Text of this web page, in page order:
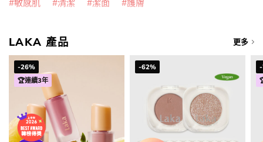
敏感肌
清潔 潔面 護膚
LAKA 產品 更多
-26%
🏆連續3年
-62%